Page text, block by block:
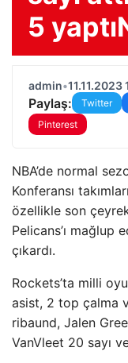
5
admin•11.11.2023
Paylaş: Twitter
Pinterest
NBA’de normal
Konferansı
özellikle son
Pelicans’ı mağlup
çıkardı.
Rockets’ta milli
asist, 2 top çalma
ribaund, Jalen
VanVleet 20 sayı